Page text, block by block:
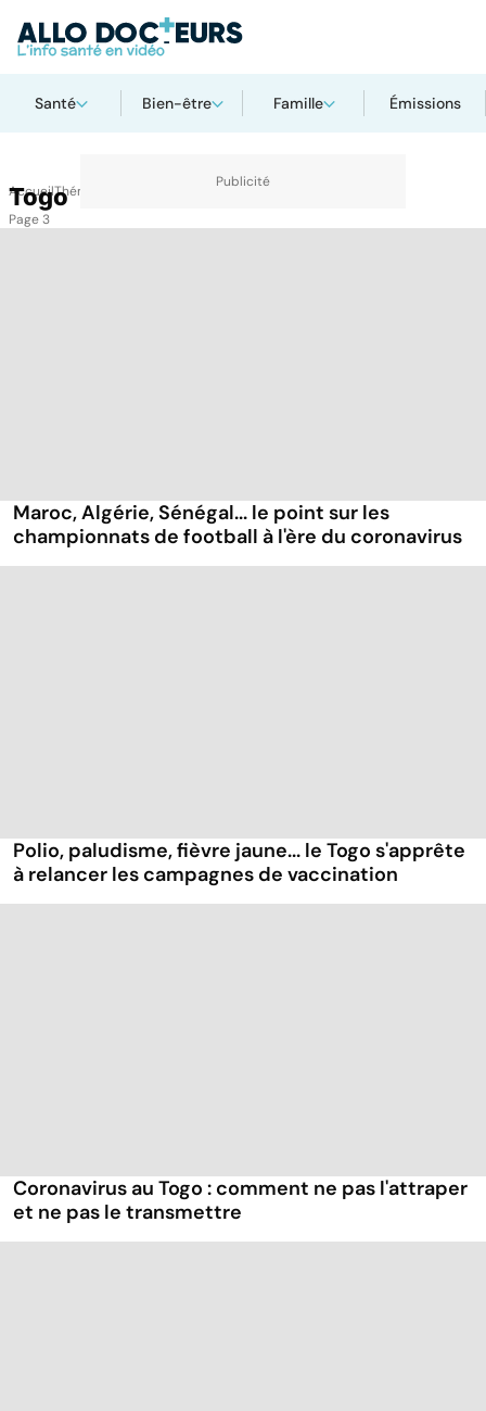
Santé Bien-être Famille Émissions
AccueilThématiques
Togo
Page 3
Maroc, Algérie, Sénégal... le point sur les
championnats de football à l'ère du coronavirus
Polio, paludisme, fièvre jaune... le Togo s'apprête
à relancer les campagnes de vaccination
Coronavirus au Togo : comment ne pas l'attraper
et ne pas le transmettre